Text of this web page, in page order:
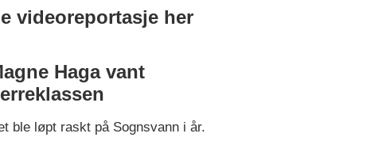
videoreportasje her
Haga vant
ble løpt raskt på Sognsvann i år.